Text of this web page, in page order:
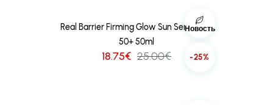
Новость
-25%
Real Barrier Firming Glow Sun Serum SPF
50+ 50ml
18.75€ 25.00€